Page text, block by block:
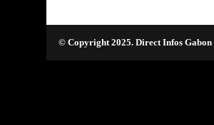
© Copyright 2025. Direct Infos Gabon